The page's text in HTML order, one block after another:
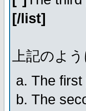
[/list]
上記のよ
The first
The